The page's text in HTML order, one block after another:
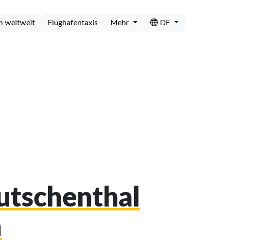
weltweit Flughafentaxis Mehr DE